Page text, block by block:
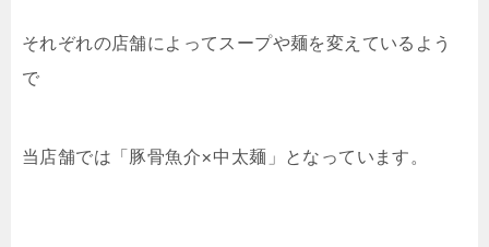
それぞれの店舗によってスープや麺を変えているよう
で
当店舗では「豚骨魚介×中太麺」となっています。